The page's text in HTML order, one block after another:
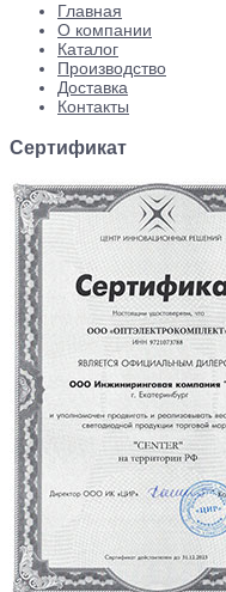
Главная
О компании
Каталог
Производство
Доставка
Контакты
Сертификат